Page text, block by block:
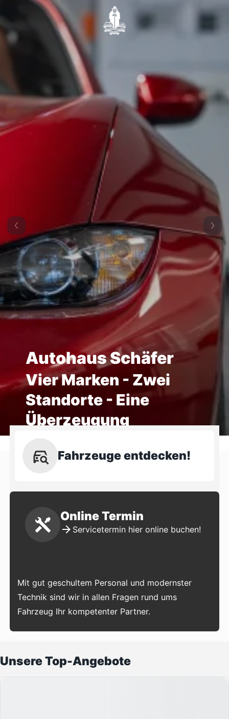
Autohaus Schäfer
Vier Marken - Zwei
Standorte - Eine
Überzeugung
Fahrzeuge entdecken!
Online Termin
Servicetermin hier online buchen!
Mit gut geschultem Personal und modernster
Technik sind wir in allen Fragen rund ums
Fahrzeug Ihr kompetenter Partner.
Unsere Top-Angebote